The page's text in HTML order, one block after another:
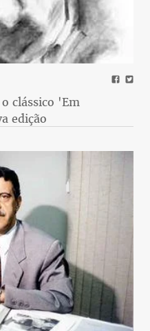
clássico 'Em
edição